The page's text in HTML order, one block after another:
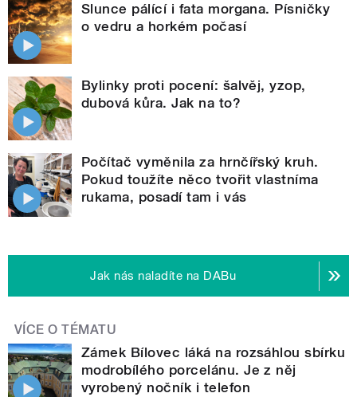
Slunce pálící i fata morgana. Písničky
o vedru a horkém počasí
Bylinky proti pocení: šalvěj, yzop,
dubová kůra. Jak na to?
Počítač vyměnila za hrnčířský kruh.
Pokud toužíte něco tvořit vlastníma
rukama, posadí tam i vás
Jak nás naladíte na DABu
VÍCE O TÉMATU
Zámek Bílovec láká na rozsáhlou sbírku
modrobílého porcelánu. Je z něj
vyrobený nočník i telefon